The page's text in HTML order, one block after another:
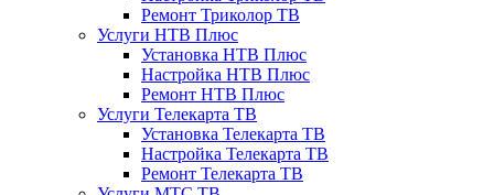
Ремонт Триколор ТВ
Услуги НТВ Плюс
Установка НТВ Плюс
Настройка НТВ Плюс
Ремонт НТВ Плюс
Услуги Телекарта ТВ
Установка Телекарта ТВ
Настройка Телекарта ТВ
Ремонт Телекарта ТВ